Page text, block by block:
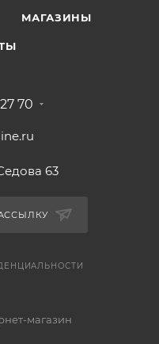
МАГАЗИНЫ
70
63
магазин